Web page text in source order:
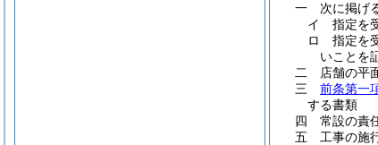
一
次に掲げ
イ
指定を
ロ
指定を
いことを
二
店舗の平
三
前条第一
する書類
四
常設の責
五
工事の施